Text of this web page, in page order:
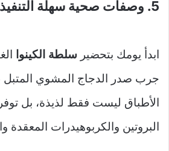
5. وصفات صحية سهلة التنفيذ
ابدأ يومك بتحضير سلطة الكينوا
جرب صدر الدجاج المشوي المتبل
الأطباق ليست فقط لذيذة، بل توفر
البروتين والكربوهيدرات المعقدة